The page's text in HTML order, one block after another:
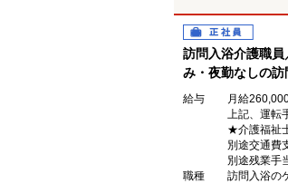
正社員
訪問入浴介護職
み・夜勤なしの
給与
月給
上記、運転
★介護福祉
別途交通費
別途残業手
職種
訪問入浴の